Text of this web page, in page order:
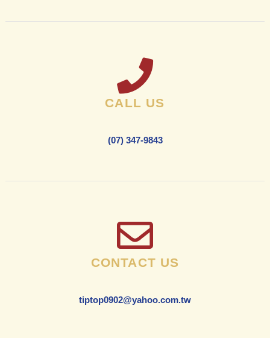
CALL US
(07) 347-9843
CONTACT US
tiptop0902@yahoo.com.tw